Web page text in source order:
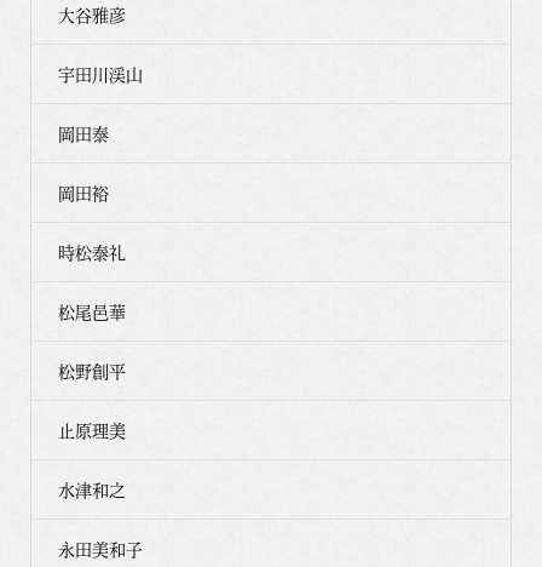
大谷雅彦
宇田川渓山
岡田泰
岡田裕
時松泰礼
松尾邑華
松野創平
止原理美
水津和之
永田美和子